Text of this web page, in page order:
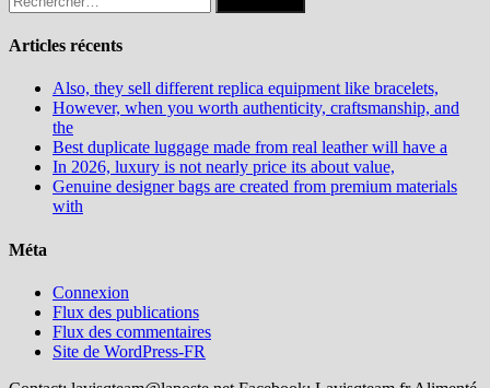
Articles récents
Also, they sell different replica equipment like bracelets,
However, when you worth authenticity, craftsmanship, and
the
Best duplicate luggage made from real leather will have a
In 2026, luxury is not nearly price its about value,
Genuine designer bags are created from premium materials
with
Méta
Connexion
Flux des publications
Flux des commentaires
Site de WordPress-FR